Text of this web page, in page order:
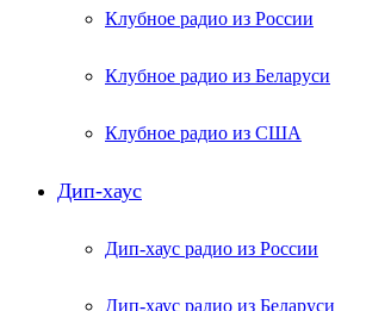
Клубное радио из России
Клубное радио из Беларуси
Клубное радио из США
Дип-хаус
Дип-хаус радио из России
Дип-хаус радио из Беларуси